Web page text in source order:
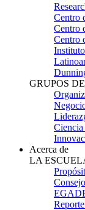
Centro
Centro
Centro
GRUPOS
Ciencia
Acerca de
LA